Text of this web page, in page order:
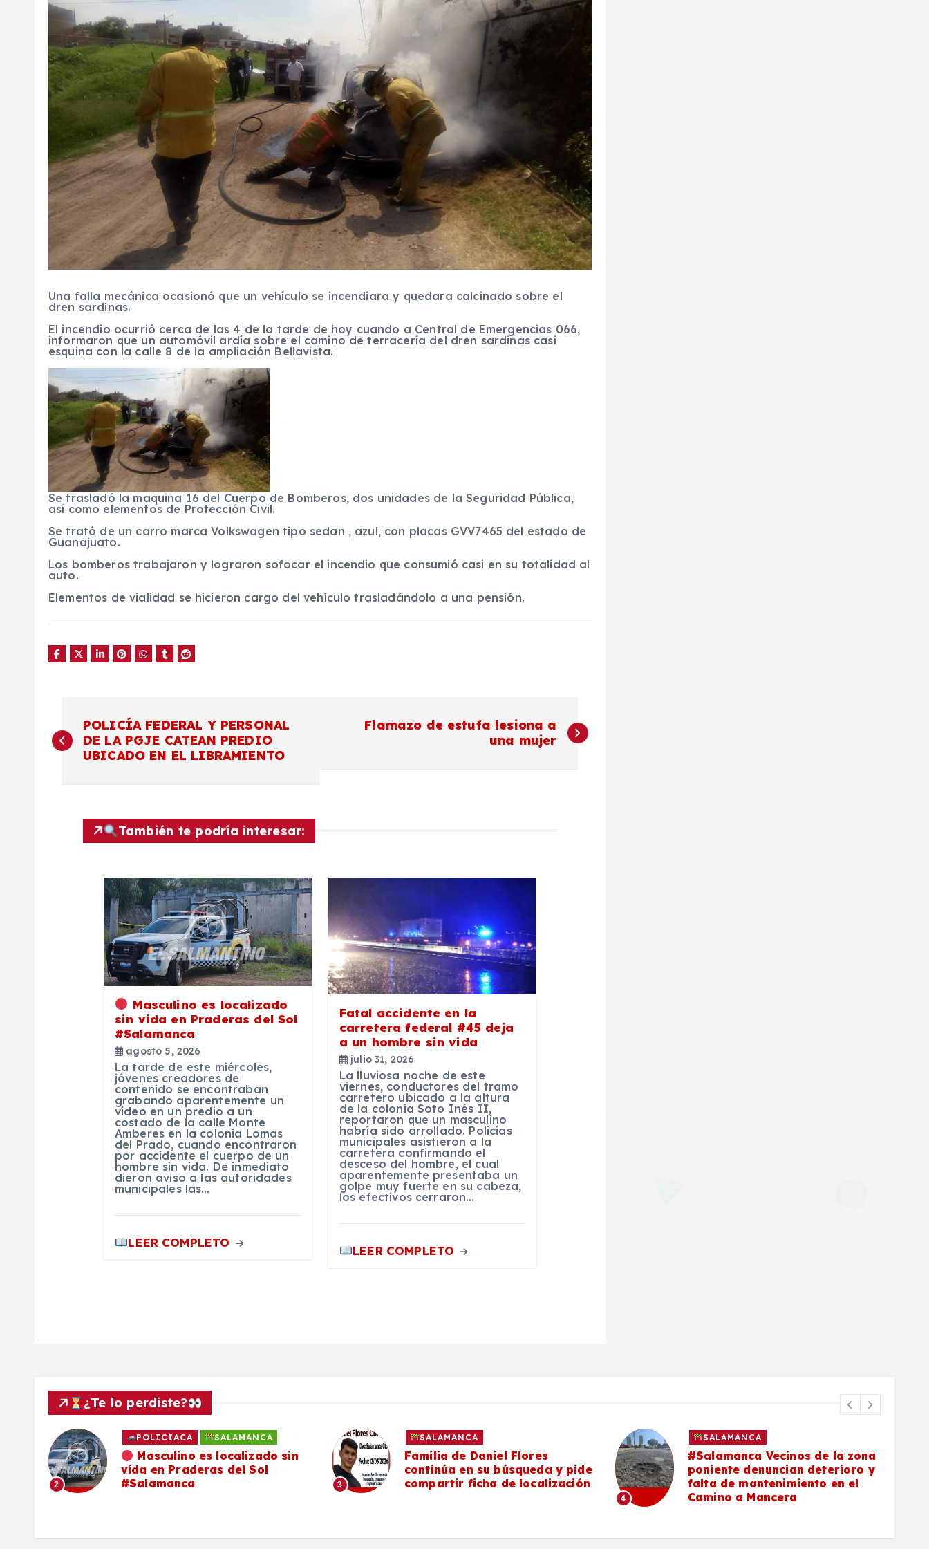
Una falla mecánica ocasionó que un vehículo se incendiara y quedara calcinado sobre el
dren sardinas.
El incendio ocurrió cerca de las 4 de la tarde de hoy cuando a Central de Emergencias 066,
informaron que un automóvil ardía sobre el camino de terracería del dren sardinas casi
esquina con la calle 8 de la ampliación Bellavista.
Se trasladó la maquina 16 del Cuerpo de Bomberos, dos unidades de la Seguridad Pública,
así como elementos de Protección Civil.
Se trató de un carro marca Volkswagen tipo sedan , azul, con placas GVV7465 del estado de
Guanajuato.
Los bomberos trabajaron y lograron sofocar el incendio que consumió casi en su totalidad al
auto.
Elementos de vialidad se hicieron cargo del vehículo trasladándolo a una pensión.
a
a
a
s
POLICÍA FEDERAL Y PERSONAL
DE LA PGJE CATEAN PREDIO
UBICADO EN EL LIBRAMIENTO
Flamazo de estufa lesiona a
una mujer
También te podría interesar:
Masculino es localizado
sin vida en Praderas del Sol
#Salamanca
agosto 5, 2026
La tarde de este miércoles,
jóvenes creadores de
contenido se encontraban
grabando aparentemente un
vídeo en un predio a un
costado de la calle Monte
Amberes en la colonia Lomas
del Prado, cuando encontraron
por accidente el cuerpo de un
hombre sin vida. De inmediato
dieron aviso a las autoridades
municipales las…
LEER COMPLETO
Fatal accidente en la
carretera federal #45 deja
a un hombre sin vida
julio 31, 2026
La lluviosa noche de este
viernes, conductores del tramo
carretero ubicado a la altura
de la colonia Soto Inés II,
reportaron que un masculino
habría sido arrollado. Policías
municipales asistieron a la
carretera confirmando el
desceso del hombre, el cual
aparentemente presentaba un
golpe muy fuerte en su cabeza,
los efectivos cerraron…
LEER COMPLETO
¿Te lo perdiste?
2
POLICIACA SALAMANCA
Masculino es localizado sin
vida en Praderas del Sol
#Salamanca
3
SALAMANCA
Familia de Daniel Flores
continúa en su búsqueda y pide
compartir ficha de localización
4
SALAMANCA
#Salamanca Vecinos de la zona
poniente denuncian deterioro y
falta de mantenimiento en el
Camino a Mancera